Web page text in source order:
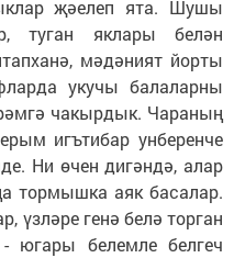
җәелеп ята. Шушы
туган яклары белән
мәдәният йорты
укучы балаларны
чакырдык. Чараның
игътибар унберенче
Ни өчен дигәндә, алар
тормышка аяк басалар.
үзләре генә белә торган
югары белемле белгеч